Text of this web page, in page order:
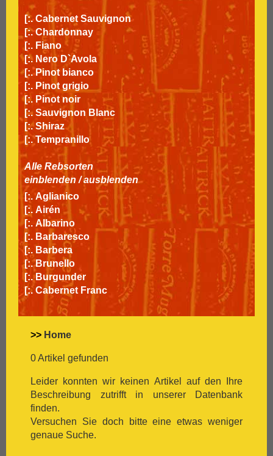
[:. Cabernet Sauvignon
[:. Chardonnay
[:. Fiano
[:. Nero D`Avola
[:. Pinot bianco
[:. Pinot grigio
[:. Pinot noir
[:. Sauvignon Blanc
[:. Shiraz
[:. Tempranillo
Alle Rebsorten
einblenden /ausblenden
[:. Aglianico
[:. Airén
[:. Albarino
[:. Barbaresco
[:. Barbera
[:. Brunello
[:. Burgunder
[:. Cabernet Franc
[:.
Cabernet Sauvignon
[:. Carignan
[:. Carmenère
[:. Chasselas
[:. Chiavennasca
[:. Cinsault
[:. Cinsaut
[:. Cortese
[:. Dolcetto
>> Home
0 Artikel gefunden
Leider konnten wir keinen Artikel auf den Ihre
Beschreibung zutrifft in unserer Datenbank
finden.
Versuchen Sie doch bitte eine etwas weniger
genaue Suche.